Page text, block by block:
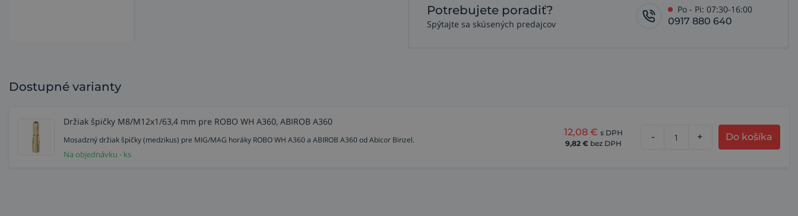
Potrebujete poradiť?
Spýtajte sa skúsených predajcov
Po - Pi: 07:30-16:00
0917 880 640
Dostupné varianty
Držiak špičky M8/M12x1/63,4 mm pre ROBO WH A360, ABIROB A360
Mosadzný držiak špičky (medzikus) pre MIG/MAG horáky ROBO WH A360 a ABIROB A360 od Abicor Binzel.
Na objednávku - ks
12,08 € s DPH
9,82 € bez DPH
- + Do košíka